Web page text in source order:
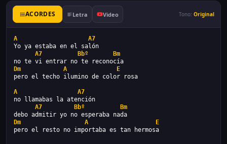
ACORDES Letra Video Tono: Original
A
A7
Yo ya estaba en el salón
A7
Bbº
Bm
no te vi entrar no te reconocía
Dm
A
E
pero el techo ilumino de color rosa
A
A7
no llamabas la atención
A7
Bbº
Bm
debo admitir yo no esperaba nada
Dm
A
E
pero el resto no importaba es tan hermosa